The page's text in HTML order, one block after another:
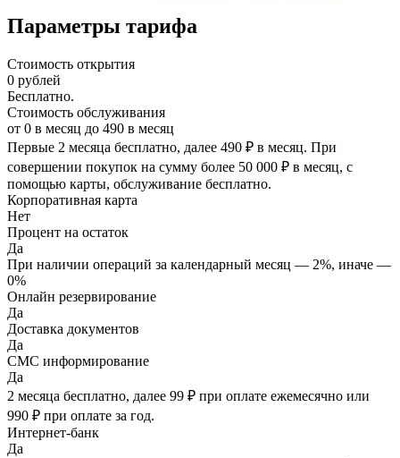
Параметры тарифа
Стоимость открытия
0 рублей
Бесплатно.
Стоимость обслуживания
от 0 в месяц до 490 в месяц
Первые 2 месяца бесплатно, далее 490 ₽ в месяц. При
совершении покупок на сумму более 50 000 ₽ в месяц, с
помощью карты, обслуживание бесплатно.
Корпоративная карта
Нет
Процент на остаток
Да
При наличии операций за календарный месяц — 2%, иначе —
0%
Онлайн резервирование
Да
Доставка документов
Да
СМС информирование
Да
2 месяца бесплатно, далее 99 ₽ при оплате ежемесячно или
990 ₽ при оплате за год.
Интернет-банк
Да